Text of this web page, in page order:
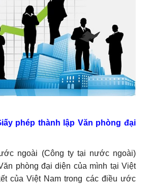
phép thành lập Văn phòng đại
ngoài (Công ty tại nước ngoài)
phòng đại diện của mình tại Việt
của Việt Nam trong các điều ước